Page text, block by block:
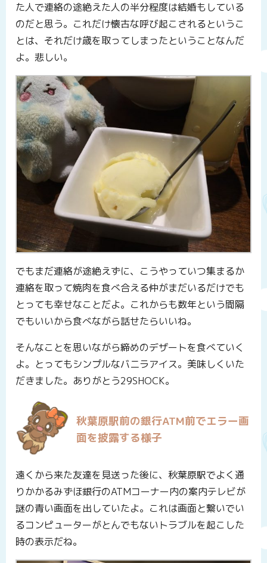
た人で連絡の途絶えた人の半分程度は結婚もしている
のだと思う。これだけ懐古な呼び起こされるというこ
とは、それだけ歳を取ってしまったということなんだ
よ。悲しい。
でもまだ連絡が途絶えずに、こうやっていつ集まるか
連絡を取って焼肉を食べ合える仲がまだいるだけでも
とっても幸せなことだよ。これからも数年という間隔
でもいいから食べながら話せたらいいね。
そんなことを思いながら締めのデザートを食べていく
よ。とってもシンプルなバニラアイス。美味しくいた
だきました。ありがとう29SHOCK。
秋葉原駅前の銀行ATM前でエラー画
面を披露する様子
遠くから来た友達を見送った後に、秋葉原駅でよく通
りかかるみずほ銀行のATMコーナー内の案内テレビが
謎の青い画面を出していたよ。これは画面と繋いでい
るコンピューターがとんでもないトラブルを起こした
時の表示だね。